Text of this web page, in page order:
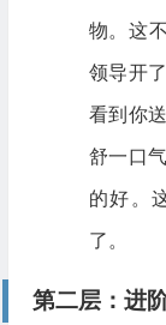
物。这
领导开
看到你
舒一口
的好。
了。
第二层：进